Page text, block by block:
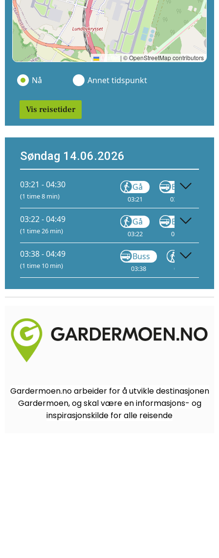
Leaflet | © OpenStreetMap contributors
Nå Annet tidspunkt
Vis reisetider
Søndag 14.06.2026
03:21 - 04:30
(1 time 8 min)
Gå
03:21
Buss
03:27
03:22 - 04:49
(1 time 26 min)
Gå
03:22
Buss
03:30
03:38 - 04:49
(1 time 10 min)
Buss
03:38
Gå
03:44
Gardermoen.no arbeider for å utvikle destinasjonen
Gardermoen, og skal være en informasjons- og
inspirasjonskilde for alle reisende